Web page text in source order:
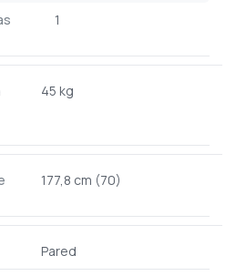
1
45 kg
177,8 cm (70)
Pared